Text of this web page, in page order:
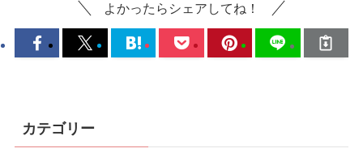
よかったらシェアしてね！
カテゴリー